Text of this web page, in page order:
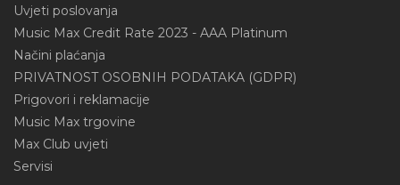
Uvjeti poslovanja
Music Max Credit Rate 2023 - AAA Platinum
Načini plaćanja
PRIVATNOST OSOBNIH PODATAKA (GDPR)
Prigovori i reklamacije
Music Max trgovine
Max Club uvjeti
Servisi